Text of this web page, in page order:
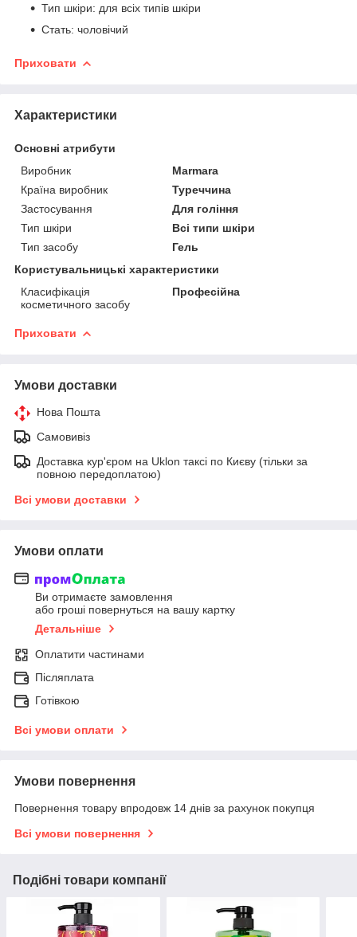
Тип шкіри: для всіх типів шкіри
Стать: чоловічий
Приховати
Характеристики
Основні атрибути
Виробник
Marmara
Країна виробник
Туреччина
Застосування
Для гоління
Тип шкіри
Всі типи шкіри
Тип засобу
Гель
Користувальницькі характеристики
Класифікація
косметичного засобу
Професійна
Приховати
Умови доставки
Нова Пошта
Самовивіз
Доставка кур'єром на Uklon таксі по Києву (тільки за
повною передоплатою)
Всі умови доставки
Умови оплати
Ви отримаєте замовлення
або гроші повернуться на вашу картку
Детальніше
Оплатити частинами
Післяплата
Готівкою
Всі умови оплати
Умови повернення
Повернення товару впродовж 14 днів за рахунок покупця
Всі умови повернення
Подібні товари компанії